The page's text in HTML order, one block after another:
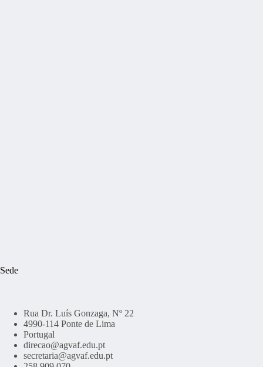
Sede
Rua Dr. Luís Gonzaga, Nº 22
4990-114 Ponte de Lima
Portugal
direcao@agvaf.edu.pt
secretaria@agvaf.edu.pt